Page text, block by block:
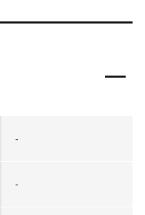
-
-